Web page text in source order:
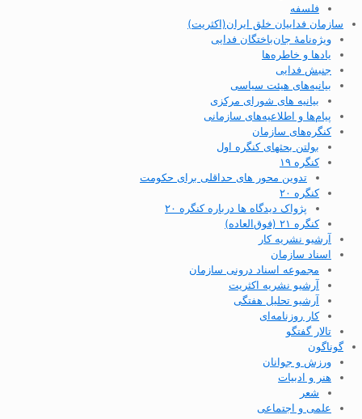
فلسفه
سازمان فداییان خلق ایران(اکثریت)
ویژه‌نامهٔ جان‌باختگان فدایی
یادها و خاطره‌ها
جنبش فدایی
بیانیه‌های هیئت سیاسی
بیانیه های شورای مرکزی
پیام‌ها و اطلاعیه‌های سازمانی
کنگره‌های سازمان
بولتن بحثهای کنگره اول
کنگره ۱۹
تدوین محور های حداقلی برای حکومت
کنگره ۲۰
پژواک دیدگاه ها درباره کنگره ۲۰
کنگره ۲۱ (فوق‌العاده)
آرشیو نشریه کار
اسناد سازمان
مجموعه اسناد درونی سازمان
آرشیو نشریه اکثریت
آرشیو تحلیل هفتگی
کار روزنامه‌ای
تالار گفتگو
گوناگون
ورزش و جوانان
هنر و ادبیات
شعر
علمی و اجتماعی